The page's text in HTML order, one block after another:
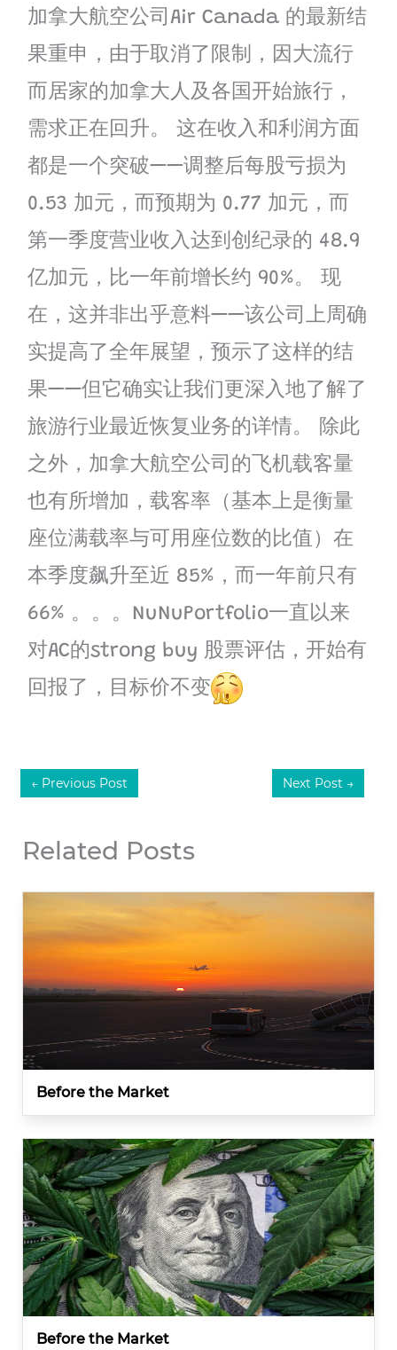
加拿大航空公司Air Canada 的最新结
果重申，由于取消了限制，因大流行
而居家的加拿大人及各国开始旅行，
需求正在回升。 这在收入和利润方面
都是一个突破——调整后每股亏损为
0.53 加元，而预期为 0.77 加元，而
第一季度营业收入达到创纪录的 48.9
亿加元，比一年前增长约 90%。 现
在，这并非出乎意料——该公司上周确
实提高了全年展望，预示了这样的结
果——但它确实让我们更深入地了解了
旅游行业最近恢复业务的详情。 除此
之外，加拿大航空公司的飞机载客量
也有所增加，载客率（基本上是衡量
座位满载率与可用座位数的比值）在
本季度飙升至近 85%，而一年前只有
66% 。。。NuNuPortfolio一直以来
对AC的strong buy 股票评估，开始有
回报了，目标价不变
← Previous Post Next Post →
Related Posts
Before the Market
Before the Market